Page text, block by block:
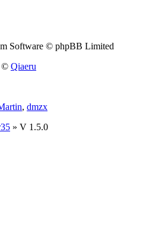
Software © phpBB Limited
© Qiaeru
, dmzx
» V 1.5.0